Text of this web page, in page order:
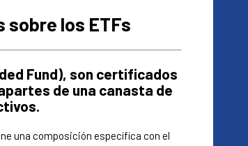
sobre los ETFs
Fund), son certificados
de una canasta de
una composición específica con el